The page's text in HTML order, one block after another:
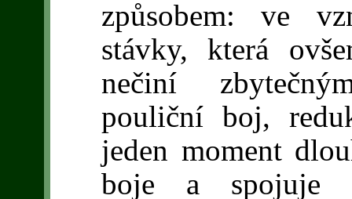
způsobem: ve
stávky, která
nečiní
pouliční boj,
jeden moment
boje a spojuje